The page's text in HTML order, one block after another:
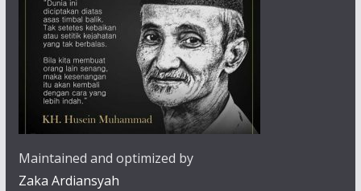
Maintained and optimized by
Zaka Ardiansyah